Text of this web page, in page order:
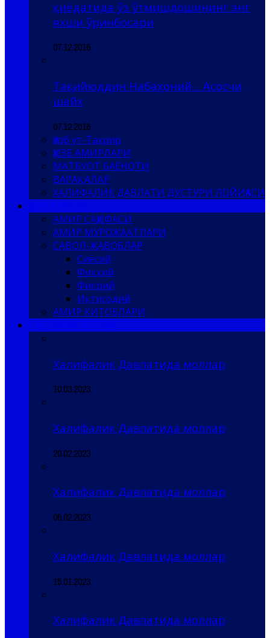
қиёдатида ўз ўтмишдошининг энг
яхши ўринбосари
07.12.2016
Тақийюддин Набаҳоний… Асосчи
шайх
07.12.2016
Ҳизб ут-Таҳрир
ҲИЗБ АМИРЛАРИ
МАТБУОТ БАЁНОТИ
ВАРАҚАЛАР
ХАЛИФАЛИК ДАВЛАТИ ДУСТУРИ ЛОЙИҲАСИ
АМИР САҲИФАСИ
АМИР МУРОЖААТЛАРИ
САВОЛ-ЖАВОБЛАР
Сиёсий
Фиқҳий
Фикрий
Иқтисодий
АМИР КИТОБЛАРИ
Халифалик Давлатида моллар
10.03.2023
Халифалик Давлатида моллар
20.02.2023
Халифалик Давлатида моллар
06.02.2023
Халифалик Давлатида моллар
15.01.2023
Халифалик Давлатида моллар